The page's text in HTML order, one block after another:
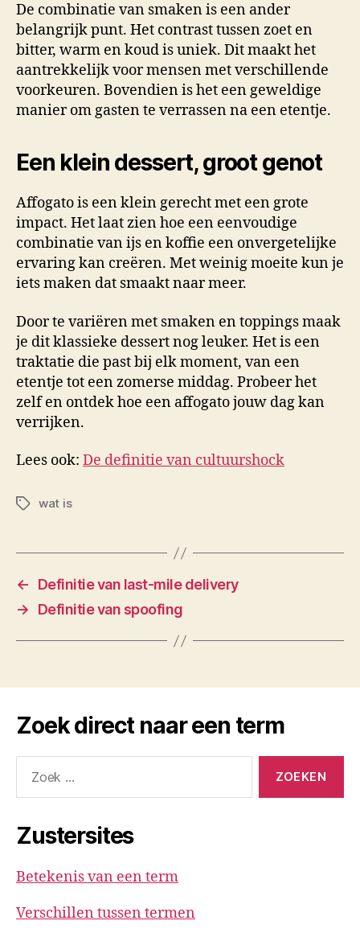
De combinatie van smaken is een ander
belangrijk punt. Het contrast tussen zoet en
bitter, warm en koud is uniek. Dit maakt het
aantrekkelijk voor mensen met verschillende
voorkeuren. Bovendien is het een geweldige
manier om gasten te verrassen na een etentje.
Een klein dessert, groot genot
Affogato is een klein gerecht met een grote
impact. Het laat zien hoe een eenvoudige
combinatie van ijs en koffie een onvergetelijke
ervaring kan creëren. Met weinig moeite kun je
iets maken dat smaakt naar meer.
Door te variëren met smaken en toppings maak
je dit klassieke dessert nog leuker. Het is een
traktatie die past bij elk moment, van een
etentje tot een zomerse middag. Probeer het
zelf en ontdek hoe een affogato jouw dag kan
verrijken.
Lees ook: De definitie van cultuurshock
Tagswat is
←
Definitie van last-mile delivery
→
Definitie van spoofing
Zoek direct naar een term
naar:
Zustersites
Betekenis van een term
Verschillen tussen termen